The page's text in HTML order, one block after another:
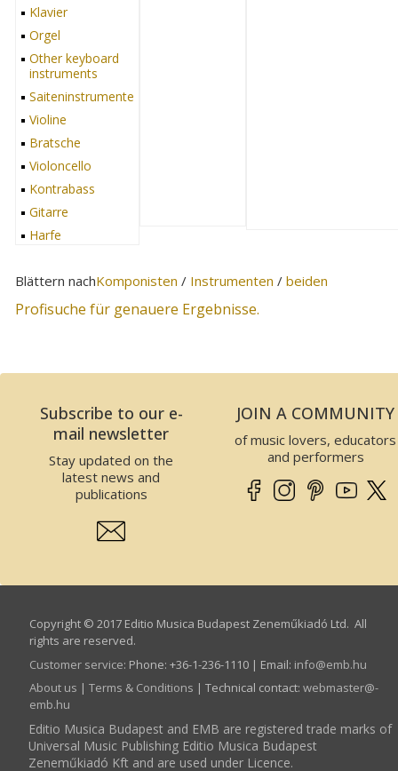
Klavier
Orgel
Other keyboard
instruments
Saiteninstrumente
Violine
Bratsche
Violoncello
Kontrabass
Gitarre
Harfe
Other string
Blasinstrumente
Klarinette
Saxofon
Fagott
Other wind
instruments
Tuba
instruments
Harmonica
Schlaginstrumente
Classical
percussion
Schlagzeug und
Percussion
Blättern nachKomponisten / Instrumenten / beiden
Profisuche für genauere Ergebnisse.
Subscribe to our e-
mail newsletter
Stay updated on the
latest news and
publications
JOIN A COMMUNITY
of music lovers, educators
and performers
Copyright © 2017 Editio Musica Budapest Zeneműkiadó Ltd. All
rights are reserved.
Customer service: Phone: +36-1-236-1110 | Email: info­@­emb.hu
About us | Terms & Conditions | Technical contact: webmaster­@­
emb.hu
Editio Musica Budapest and EMB are registered trade marks of
Universal Music Publishing Editio Musica Budapest
Zeneműkiadó Kft and are used under Licence.